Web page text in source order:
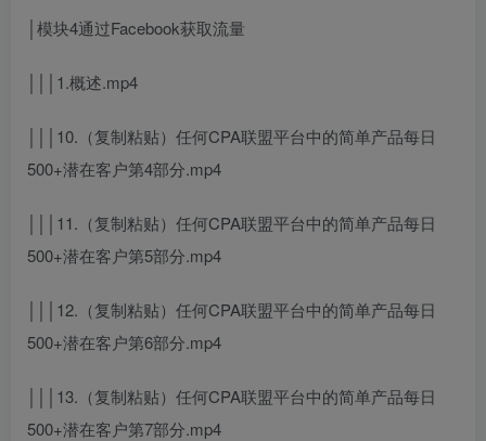
│模块4通过Facebook获取流量
│││1.概述.mp4
│││10.（复制粘贴）任何CPA联盟平台中的简单产品每日
500+潜在客户第4部分.mp4
│││11.（复制粘贴）任何CPA联盟平台中的简单产品每日
500+潜在客户第5部分.mp4
│││12.（复制粘贴）任何CPA联盟平台中的简单产品每日
500+潜在客户第6部分.mp4
│││13.（复制粘贴）任何CPA联盟平台中的简单产品每日
500+潜在客户第7部分.mp4